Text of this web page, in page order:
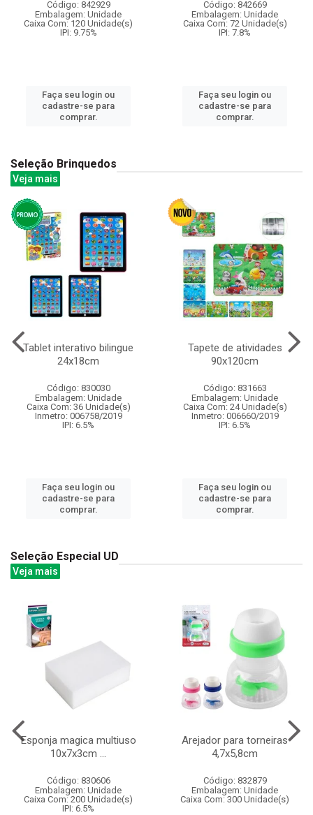
Código: 842929
Embalagem: Unidade
Caixa Com: 120 Unidade(s)
IPI: 9.75%
Faça seu login ou
cadastre-se para
comprar.
Código: 842669
Embalagem: Unidade
Caixa Com: 72 Unidade(s)
IPI: 7.8%
Faça seu login ou
cadastre-se para
comprar.
Seleção Brinquedos
Veja mais
Tablet interativo bilingue
24x18cm
Código: 830030
Embalagem: Unidade
Caixa Com: 36 Unidade(s)
Inmetro: 006758/2019
IPI: 6.5%
Faça seu login ou
cadastre-se para
comprar.
Tapete de atividades
90x120cm
Código: 831663
Embalagem: Unidade
Caixa Com: 24 Unidade(s)
Inmetro: 006660/2019
IPI: 6.5%
Faça seu login ou
cadastre-se para
comprar.
Seleção Especial UD
Veja mais
Esponja magica multiuso
10x7x3cm ...
Código: 830606
Embalagem: Unidade
Caixa Com: 200 Unidade(s)
IPI: 6.5%
Arejador para torneiras
4,7x5,8cm
Código: 832879
Embalagem: Unidade
Caixa Com: 300 Unidade(s)